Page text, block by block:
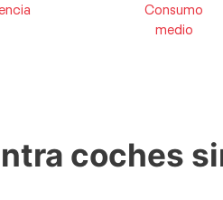
Consumo
medio
coches